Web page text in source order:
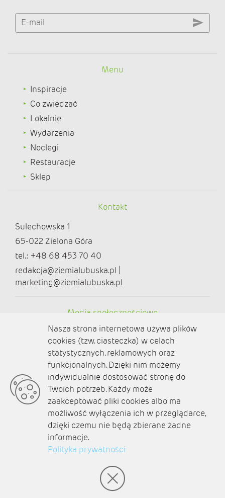
E-mail
Menu
Inspiracje
Co zwiedzać
Lokalnie
Wydarzenia
Noclegi
Restauracje
Sklep
Kontakt
Sulechowska 1
65-022 Zielona Góra
tel.: +48 68 453 70 40
redakcja@ziemialubuska.pl |
marketing@ziemialubuska.pl
Media społecznościowe
O nas
Kontakt
Polityka prywatności
Aktualności
Zaplanuj podróż
© amb software 2004-2021
Nasza strona internetowa używa plików
cookies (tzw. ciasteczka) w celach
statystycznych, reklamowych oraz
funkcjonalnych. Dzięki nim możemy
indywidualnie dostosować stronę do
Twoich potrzeb. Każdy może
zaakceptować pliki cookies albo ma
możliwość wyłączenia ich w przeglądarce,
dzięki czemu nie będą zbierane żadne
informacje.
Polityka prywatności